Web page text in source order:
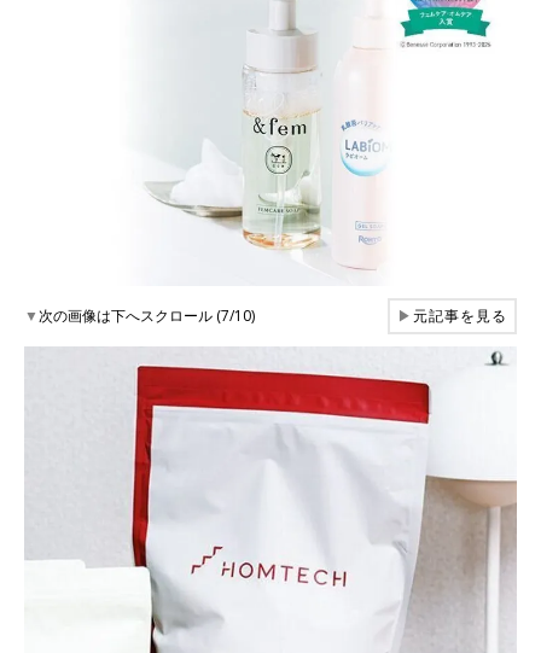
▼次の画像は下へスクロール (7/10) ▶元記事を見る